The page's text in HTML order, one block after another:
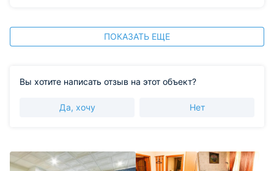
ПОКАЗАТЬ ЕЩЕ
Вы хотите написать отзыв на этот объект?
Да, хочу Нет